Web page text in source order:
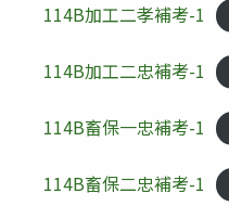
114B加工二孝補考-1
114B加工二忠補考-1
114B畜保一忠補考-1
114B畜保二忠補考-1